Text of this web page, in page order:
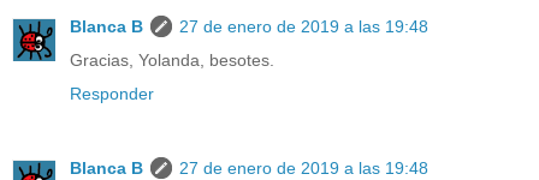
Blanca B
27 de enero de 2019 a las 19:48
Gracias, Yolanda, besotes.
Responder
Blanca B
27 de enero de 2019 a las 19:48